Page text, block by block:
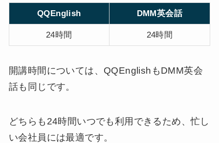
QQEnglish DMM英会話
24時間 24時間
開講時間については、QQEnglishもDMM英会
話も同じです。
どちらも24時間いつでも利用できるため、忙し
い会社員には最適です。